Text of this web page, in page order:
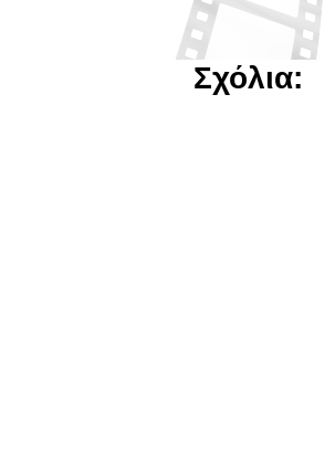
Σχόλια: